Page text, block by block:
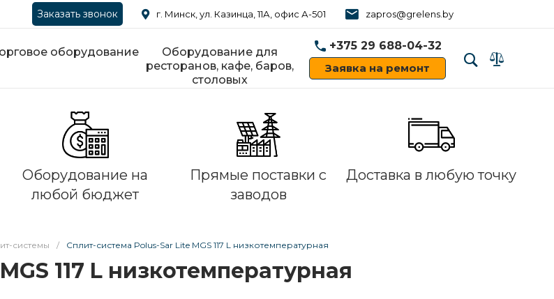
Заказать звонок г. Минск, ул. Казинца, 11А, офис А-501 zapros@grelens.by
оборудование
Оборудование для
ресторанов, кафе, баров,
столовых
+375 29 688-04-32
Заявка на ремонт
Оборудование на
любой бюджет
Прямые поставки с
заводов
Доставка в любую точку
системы / Сплит-система Polus-Sar Lite MGS 117 L низкотемпературная
117 L низкотемпературная